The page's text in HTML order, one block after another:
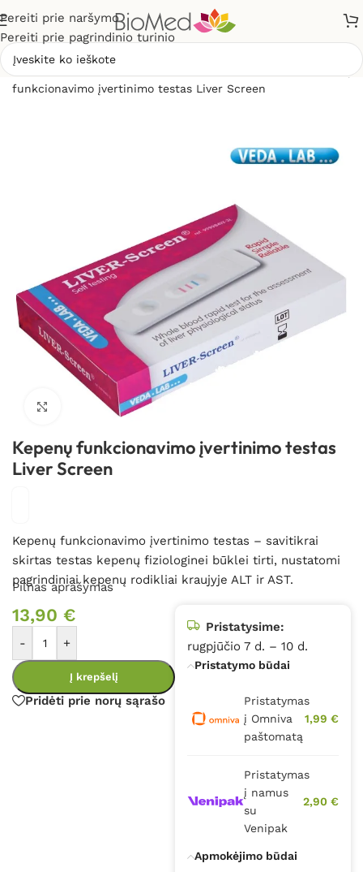
Pereiti prie naršymo
Pereiti prie pagrindinio turinio
funkcionavimo įvertinimo testas Liver Screen
Spustelėkite, kad padidintumėte
Kepenų funkcionavimo įvertinimo testas
Liver Screen
Kepenų funkcionavimo įvertinimo testas – savitikrai
skirtas testas kepenų fiziologinei būklei tirti, nustatomi
pagrindiniai kepenų rodikliai kraujyje ALT ir AST.
Pilnas aprašymas
13,90 €
- +
Į krepšelį
Pridėti prie norų sąrašo
Pristatysime:
rugpjūčio 7 d. – 10 d.
Pristatymo būdai
Pristatymas
į Omniva
paštomatą
1,99 €
Pristatymas
į namus
su
Venipak
2,90 €
Apmokėjimo būdai